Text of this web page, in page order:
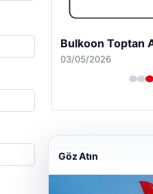
03/05/2026
Göz Atın